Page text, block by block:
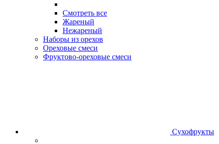
Смотреть все
Жареный
Нежареный
Наборы из орехов
Ореховые смеси
Фруктово-ореховые смеси
Сухофрукты